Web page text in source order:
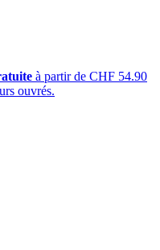
à partir de CHF 54.90
ouvrés.